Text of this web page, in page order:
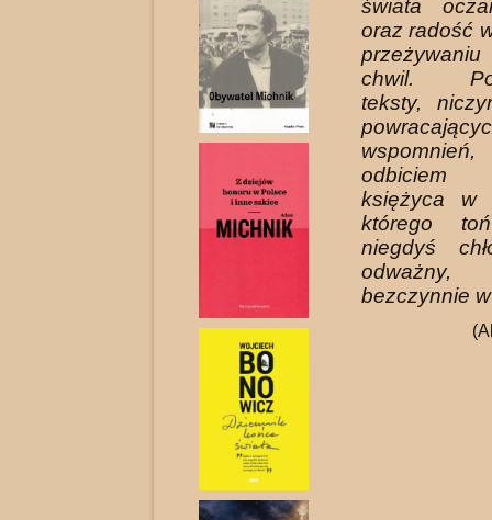
świata
oraz radość
chwil.
teksty,
odbiciem
księżyca w
którego
niegdyś
bezczynnie